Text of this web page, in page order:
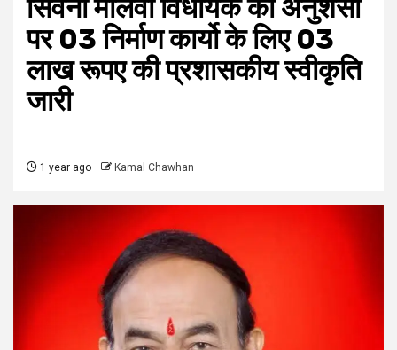
सिवनी मालवा विधायक की अनुशंसा
पर 03 निर्माण कार्यो के लिए 03
लाख रूपए की प्रशासकीय स्वीकृति
जारी
1 year ago Kamal Chawhan